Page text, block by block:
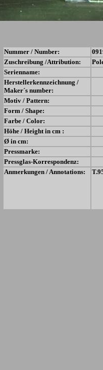
Nummer / Number:
Zuschreibung /Attribution:
Serienname:
Herstellerkennzeichnung /
Maker´s number:
Motiv / Pattern:
Form / Shape:
Farbe / Color:
Höhe / Height in cm :
Ø in cm:
Pressmarke:
Pressglas-Korrespondenz:
Anmerkungen / Annotations: